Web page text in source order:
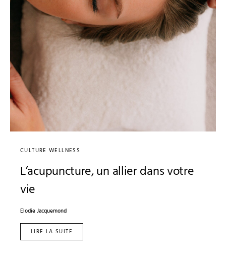
CULTURE WELLNESS
L’acupuncture, un allier dans votre
vie
Elodie Jacquemond
LIRE LA SUITE